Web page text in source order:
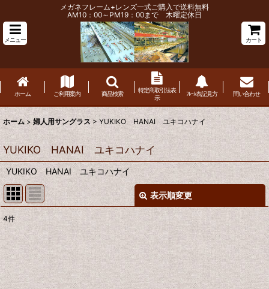
メガネフレーム+レンズ一式ご購入で送料無料
AM10：00～PM19：00まで 木曜定休日
メニュー カート
ホーム ご利用案内 商品検索
特定商取引法表
示
ﾌﾚｰﾑ表記見方 問い合わせ
ホーム > 婦人用サングラス > YUKIKO HANAI ユキコハナイ
YUKIKO HANAI ユキコハナイ
YUKIKO HANAI ユキコハナイ
表示順変更
表示数:
並び順 :
4件